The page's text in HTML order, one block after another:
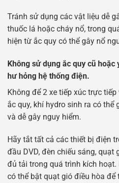
Tránh sử dụng các vật liệu dễ
thuốc lá hoặc cháy nổ, trong
hiện từ ắc quy có thể gây nổ
Không sử dụng ắc quy cũ
hư hỏng hệ thống điện.
Không để 2 xe tiếp xúc trực
ắc quy, khí hydro sinh ra có
và dễ gây nguy hiểm.
Hãy tắt tất cả các thiết bị điện
đầu DVD, đèn chiếu sáng,
đủ tải trong quá trình kích hoạt.
có thể bật quạt gió điều hòa